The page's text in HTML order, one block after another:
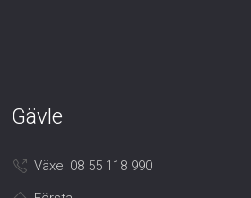
Gävle
Växel 08 55 118 990